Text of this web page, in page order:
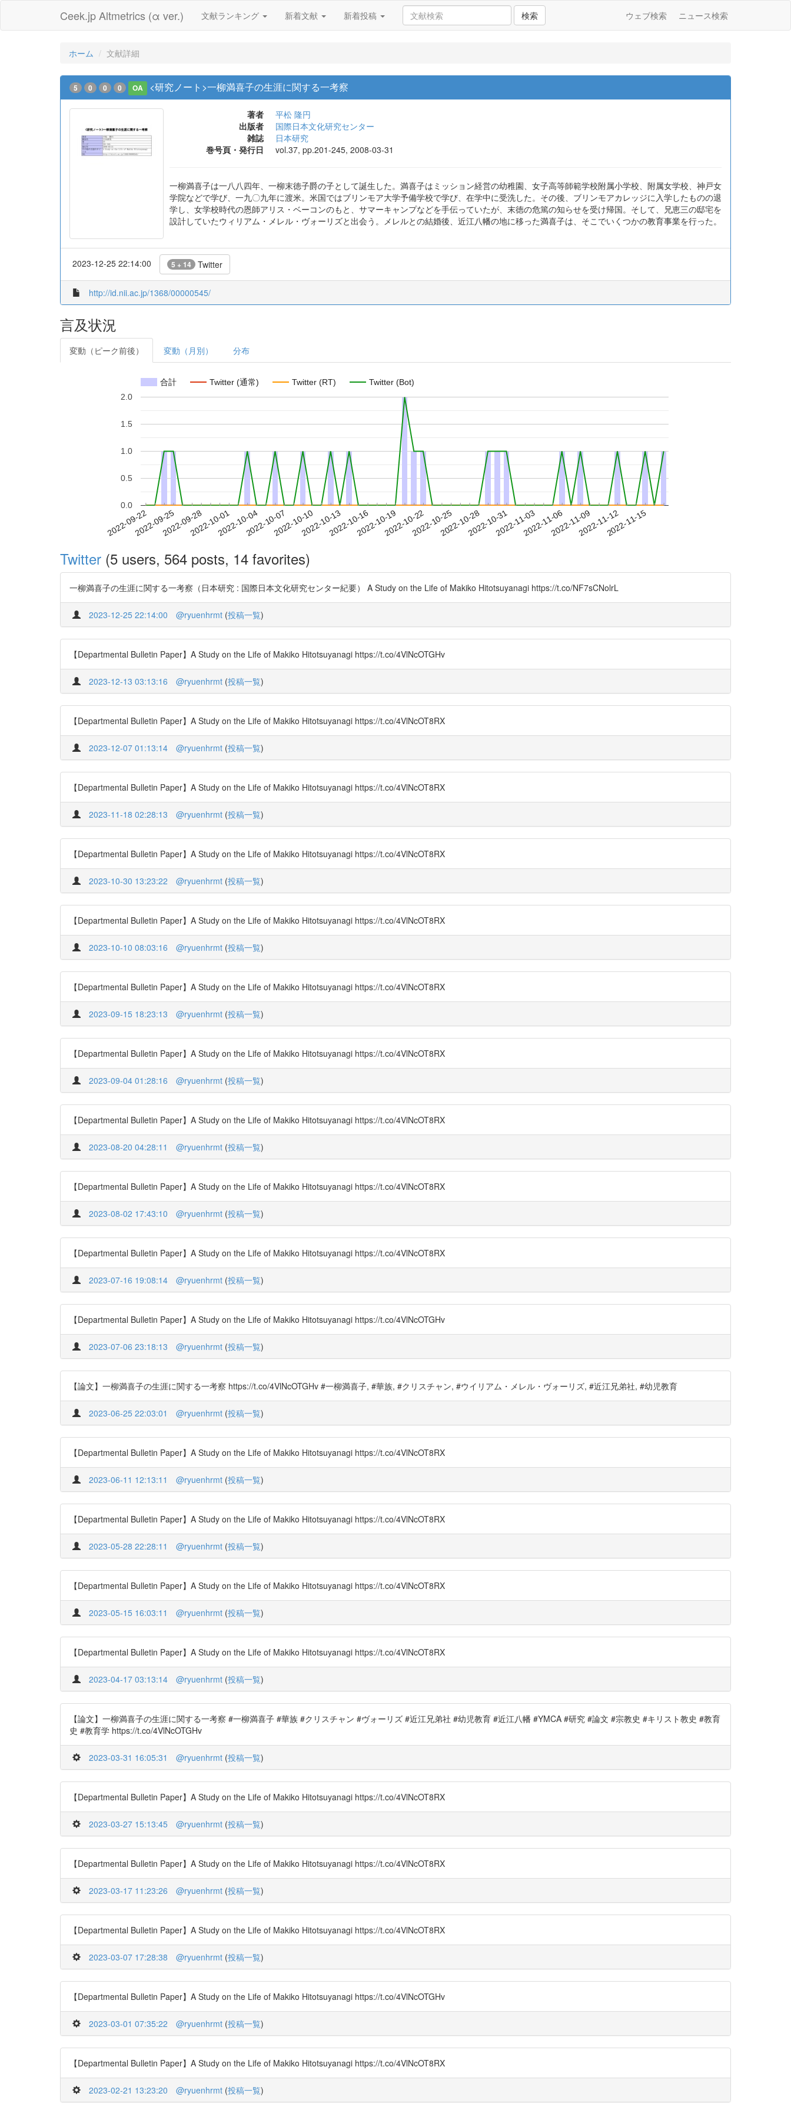
Ceek.jp Altmetrics (α ver.) 文献ランキング 新着文献 新着投稿 検索 ウェブ検索 ニュース検索
ホーム 文献詳細
5 0 0 0 OA <研究ノート>一柳満喜子の生涯に関する一考察
著者
平松 隆円
出版者
国際日本文化研究センター
雑誌
日本研究
巻号頁・発行日
vol.37, pp.201-245, 2008-03-31
一柳満喜子は一八八四年、一柳末徳子爵の子として誕生した。満喜子はミッション経営の幼稚園、女子高等師範学校附属小学校、附属女学校、神戸女
学院などで学び、一九〇九年に渡米。米国ではブリンモア大学予備学校で学び、在学中に受洗した。その後、ブリンモアカレッジに入学したものの退
学し、女学校時代の恩師アリス・ベーコンのもと、サマーキャンプなどを手伝っていたが、末徳の危篤の知らせを受け帰国。そして、兄恵三の邸宅を
設計していたウィリアム・メレル・ヴォーリズと出会う。メレルとの結婚後、近江八幡の地に移った満喜子は、そこでいくつかの教育事業を行った。
2023-12-25 22:14:00 5 + 14 Twitter
http://id.nii.ac.jp/1368/00000545/
言及状況
変動（ピーク前後） 変動（月別） 分布
合計 Twitter (通常) Twitter (RT) Twitter (Bot)
2022-09-222022-09-252022-09-282022-10-012022-10-042022-10-072022-10-102022-10-132022-10-162022-10-192022-10-222022-10-252022-10-282022-10-312022-11-032022-11-062022-11-092022-11-122022-11-15
0.0
0.5
1.0
1.5
2.0
Twitter (5 users, 564 posts, 14 favorites)
一柳満喜子の生涯に関する一考察（日本研究 : 国際日本文化研究センター紀要） A Study on the Life of Makiko Hitotsuyanagi https://t.co/NF7sCNolrL
2023-12-25 22:14:00 @ryuenhrmt (投稿一覧)
【Departmental Bulletin Paper】A Study on the Life of Makiko Hitotsuyanagi https://t.co/4VlNcOTGHv
2023-12-13 03:13:16 @ryuenhrmt (投稿一覧)
【Departmental Bulletin Paper】A Study on the Life of Makiko Hitotsuyanagi https://t.co/4VlNcOT8RX
2023-12-07 01:13:14 @ryuenhrmt (投稿一覧)
【Departmental Bulletin Paper】A Study on the Life of Makiko Hitotsuyanagi https://t.co/4VlNcOT8RX
2023-11-18 02:28:13 @ryuenhrmt (投稿一覧)
【Departmental Bulletin Paper】A Study on the Life of Makiko Hitotsuyanagi https://t.co/4VlNcOT8RX
2023-10-30 13:23:22 @ryuenhrmt (投稿一覧)
【Departmental Bulletin Paper】A Study on the Life of Makiko Hitotsuyanagi https://t.co/4VlNcOT8RX
2023-10-10 08:03:16 @ryuenhrmt (投稿一覧)
【Departmental Bulletin Paper】A Study on the Life of Makiko Hitotsuyanagi https://t.co/4VlNcOT8RX
2023-09-15 18:23:13 @ryuenhrmt (投稿一覧)
【Departmental Bulletin Paper】A Study on the Life of Makiko Hitotsuyanagi https://t.co/4VlNcOT8RX
2023-09-04 01:28:16 @ryuenhrmt (投稿一覧)
【Departmental Bulletin Paper】A Study on the Life of Makiko Hitotsuyanagi https://t.co/4VlNcOT8RX
2023-08-20 04:28:11 @ryuenhrmt (投稿一覧)
【Departmental Bulletin Paper】A Study on the Life of Makiko Hitotsuyanagi https://t.co/4VlNcOT8RX
2023-08-02 17:43:10 @ryuenhrmt (投稿一覧)
【Departmental Bulletin Paper】A Study on the Life of Makiko Hitotsuyanagi https://t.co/4VlNcOT8RX
2023-07-16 19:08:14 @ryuenhrmt (投稿一覧)
【Departmental Bulletin Paper】A Study on the Life of Makiko Hitotsuyanagi https://t.co/4VlNcOTGHv
2023-07-06 23:18:13 @ryuenhrmt (投稿一覧)
【論文】一柳満喜子の生涯に関する一考察 https://t.co/4VlNcOTGHv #一柳満喜子, #華族, #クリスチャン, #ウイリアム・メレル・ヴォーリズ, #近江兄弟社, #幼児教育
2023-06-25 22:03:01 @ryuenhrmt (投稿一覧)
【Departmental Bulletin Paper】A Study on the Life of Makiko Hitotsuyanagi https://t.co/4VlNcOT8RX
2023-06-11 12:13:11 @ryuenhrmt (投稿一覧)
【Departmental Bulletin Paper】A Study on the Life of Makiko Hitotsuyanagi https://t.co/4VlNcOT8RX
2023-05-28 22:28:11 @ryuenhrmt (投稿一覧)
【Departmental Bulletin Paper】A Study on the Life of Makiko Hitotsuyanagi https://t.co/4VlNcOT8RX
2023-05-15 16:03:11 @ryuenhrmt (投稿一覧)
【Departmental Bulletin Paper】A Study on the Life of Makiko Hitotsuyanagi https://t.co/4VlNcOT8RX
2023-04-17 03:13:14 @ryuenhrmt (投稿一覧)
【論文】一柳満喜子の生涯に関する一考察 #一柳満喜子 #華族 #クリスチャン #ヴォーリズ #近江兄弟社 #幼児教育 #近江八幡 #YMCA #研究 #論文 #宗教史 #キリスト教史 #教育
史 #教育学 https://t.co/4VlNcOTGHv
2023-03-31 16:05:31 @ryuenhrmt (投稿一覧)
【Departmental Bulletin Paper】A Study on the Life of Makiko Hitotsuyanagi https://t.co/4VlNcOT8RX
2023-03-27 15:13:45 @ryuenhrmt (投稿一覧)
【Departmental Bulletin Paper】A Study on the Life of Makiko Hitotsuyanagi https://t.co/4VlNcOT8RX
2023-03-17 11:23:26 @ryuenhrmt (投稿一覧)
【Departmental Bulletin Paper】A Study on the Life of Makiko Hitotsuyanagi https://t.co/4VlNcOT8RX
2023-03-07 17:28:38 @ryuenhrmt (投稿一覧)
【Departmental Bulletin Paper】A Study on the Life of Makiko Hitotsuyanagi https://t.co/4VlNcOTGHv
2023-03-01 07:35:22 @ryuenhrmt (投稿一覧)
【Departmental Bulletin Paper】A Study on the Life of Makiko Hitotsuyanagi https://t.co/4VlNcOT8RX
2023-02-21 13:23:20 @ryuenhrmt (投稿一覧)